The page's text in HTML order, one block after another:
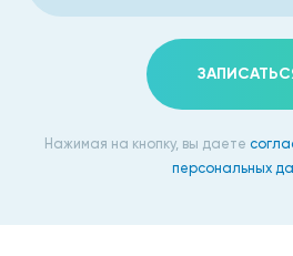
Нажимая на кнопку, вы даете
персональных